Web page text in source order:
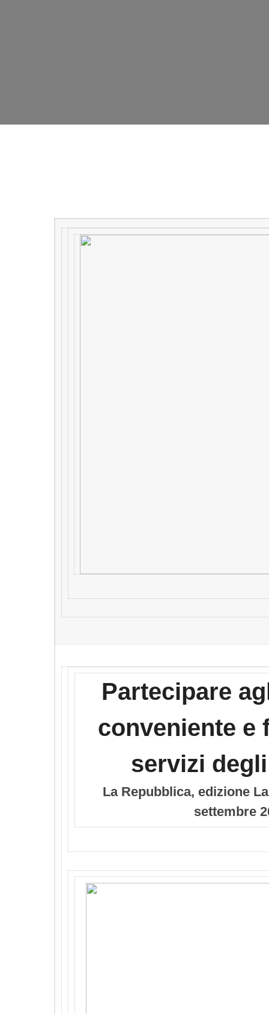
Partecipare
conveniente e
servizi
La Repubblica, edizione
settembre